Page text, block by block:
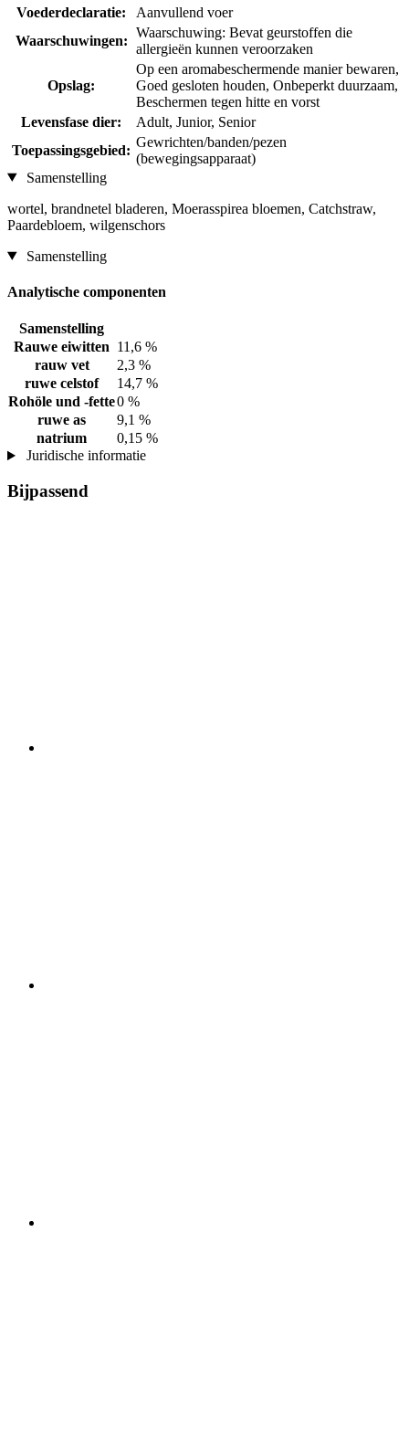
Voederdeclaratie:
Aanvullend voer
Waarschuwingen:
Waarschuwing: Bevat geurstoffen die
allergieën kunnen veroorzaken
Opslag:
Op een aromabeschermende manier bewaren,
Goed gesloten houden, Onbeperkt duurzaam,
Beschermen tegen hitte en vorst
Levensfase dier:
Adult, Junior, Senior
Toepassingsgebied:
Gewrichten/banden/pezen
(bewegingsapparaat)
Samenstelling
wortel, brandnetel bladeren, Moerasspirea bloemen, Catchstraw,
Paardebloem, wilgenschors
Samenstelling
Analytische componenten
Samenstelling
Rauwe eiwitten 11,6 %
rauw vet
2,3 %
ruwe celstof
14,7 %
Rohöle und -fette0 %
ruwe as
9,1 %
natrium
0,15 %
Juridische informatie
Bijpassend